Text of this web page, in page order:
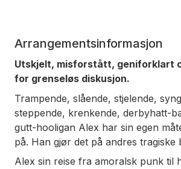
Arrangementsinformasjon
Utskjelt, misforstått, geniforklart
for grenseløs diskusjon.
Trampende, slående, stjelende,
steppende, krenkende, derbyhatt-
gutt-hooligan Alex har sin egen
på. Han gjør det på andres tragiske
Alex sin reise fra amoralsk punk til